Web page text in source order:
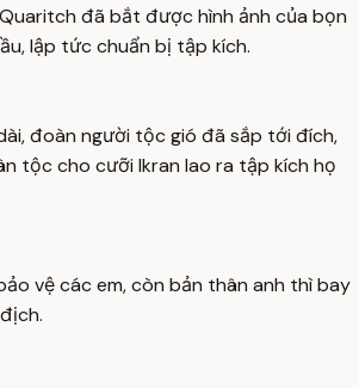
đã bắt được hình ảnh của bọn
lập tức chuẩn bị tập kích.
đoàn người tộc gió đã sắp tới đích,
tộc cho cưỡi Ikran lao ra tập kích họ
vệ các em, còn bản thân anh thì bay